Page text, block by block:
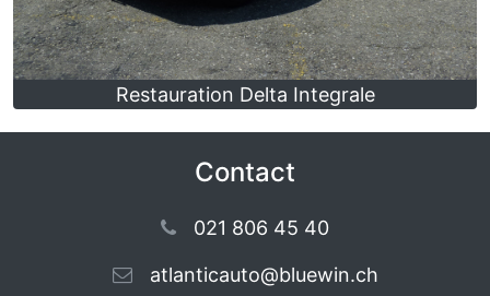
Restauration Delta Integrale
Contact
021 806 45 40
atlanticauto@bluewin.ch